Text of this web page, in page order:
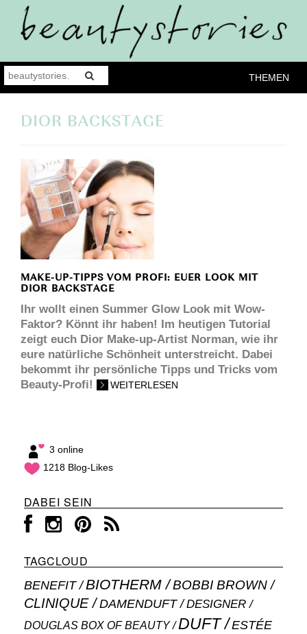
THEMEN
DIOR BACKSTAGE
MAKE-UP-TIPPS VOM PROFI: EUER LOOK MIT
DIOR BACKSTAGE
Ihr wollt einen Summer Glow Look mit Wow-
Faktor? Könnt ihr haben! Im heutigen Tutorial
zeigt euch Dior Make-up-Artist Norman, wie ihr
eure natürliche Schönheit unterstreicht. Dabei
bekommt ihr persönliche Tipps und Tricks vom
Beauty-Profi!
WEITERLESEN
3 online
1218 Blog-Likes
DABEI SEIN
TAGCLOUD
BENEFIT BIOTHERM BOBBI BROWN
CLINIQUE DAMENDUFT DESIGNER
DOUGLAS BOX OF BEAUTY DUFT
ESTÉE